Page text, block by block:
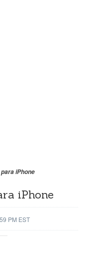
iPhone
iPhone
PM EST